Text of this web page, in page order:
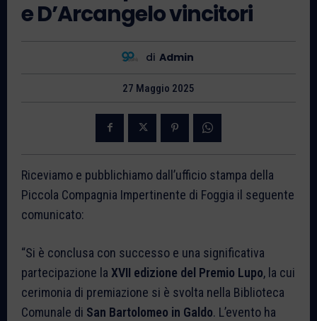
e D’Arcangelo vincitori
di Admin
27 Maggio 2025
Riceviamo e pubblichiamo dall’ufficio stampa della
Piccola Compagnia Impertinente di Foggia il seguente
comunicato:
“Si è conclusa con successo e una significativa
partecipazione la XVII edizione del Premio Lupo, la cui
cerimonia di premiazione si è svolta nella Biblioteca
Comunale di San Bartolomeo in Galdo. L’evento ha